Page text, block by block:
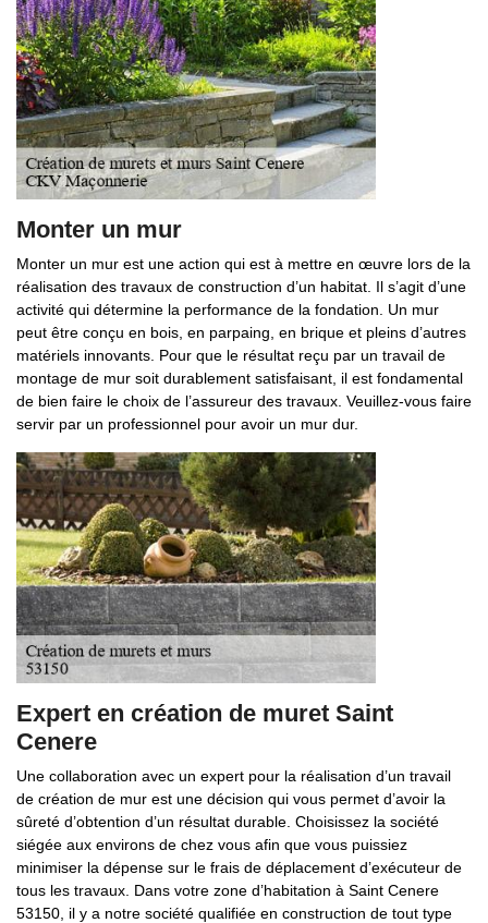
Monter un mur
Monter un mur est une action qui est à mettre en œuvre lors de la
réalisation des travaux de construction d’un habitat. Il s’agit d’une
activité qui détermine la performance de la fondation. Un mur
peut être conçu en bois, en parpaing, en brique et pleins d’autres
matériels innovants. Pour que le résultat reçu par un travail de
montage de mur soit durablement satisfaisant, il est fondamental
de bien faire le choix de l’assureur des travaux. Veuillez-vous faire
servir par un professionnel pour avoir un mur dur.
Expert en création de muret Saint
Cenere
Une collaboration avec un expert pour la réalisation d’un travail
de création de mur est une décision qui vous permet d’avoir la
sûreté d’obtention d’un résultat durable. Choisissez la société
siégée aux environs de chez vous afin que vous puissiez
minimiser la dépense sur le frais de déplacement d’exécuteur de
tous les travaux. Dans votre zone d’habitation à Saint Cenere
53150, il y a notre société qualifiée en construction de tout type